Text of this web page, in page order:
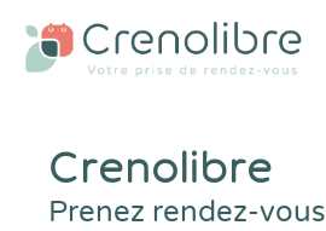
Crenolibre
Prenez rendez-